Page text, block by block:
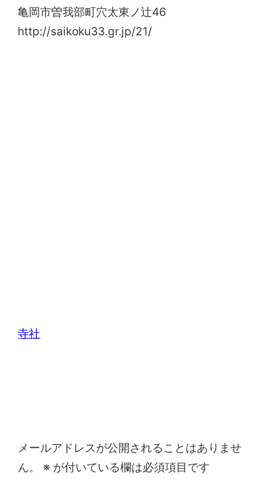
亀岡市曽我部町穴太東ノ辻46
http://saikoku33.gr.jp/21/
寺社
メールアドレスが公開されることはありませ
ん。
※ が付いている欄は必須項目です